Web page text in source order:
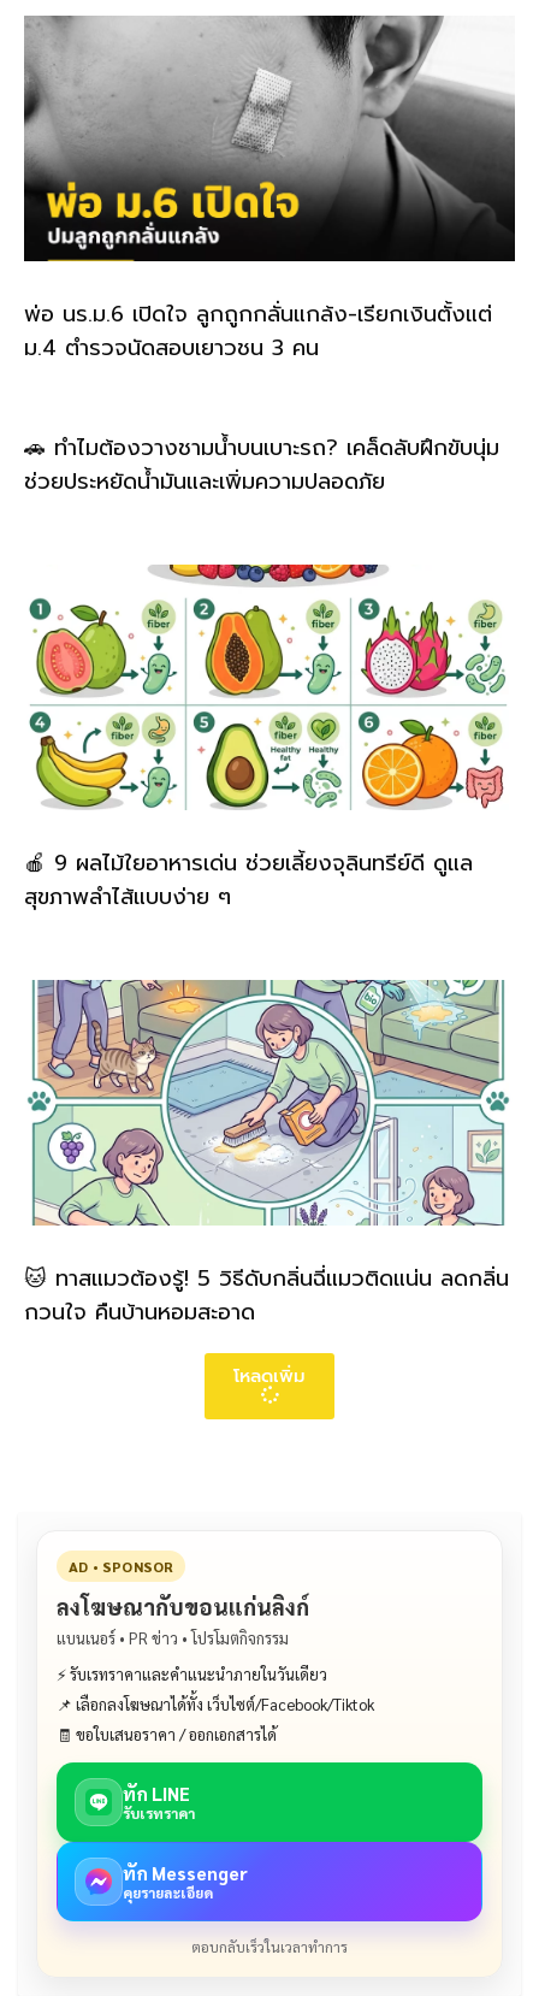
พ่อ นร.ม.6 เปิดใจ ลูกถูกกลั่นแกล้ง-เรียกเงินตั้งแต่
ม.4 ตำรวจนัดสอบเยาวชน 3 คน
🚗 ทำไมต้องวางชามน้ำบนเบาะรถ? เคล็ดลับฝึกขับนุ่ม
ช่วยประหยัดน้ำมันและเพิ่มความปลอดภัย
🍎 9 ผลไม้ใยอาหารเด่น ช่วยเลี้ยงจุลินทรีย์ดี ดูแล
สุขภาพลำไส้แบบง่าย ๆ
🐱 ทาสแมวต้องรู้! 5 วิธีดับกลิ่นฉี่แมวติดแน่น ลดกลิ่น
กวนใจ คืนบ้านหอมสะอาด
โหลดเพิ่ม
AD • SPONSOR
ลงโฆษณากับขอนแก่นลิงก์
แบนเนอร์ • PR ข่าว • โปรโมตกิจกรรม
⚡ รับเรทราคาและคำแนะนำภายในวันเดียว
📌 เลือกลงโฆษณาได้ทั้ง เว็บไซต์/Facebook/Tiktok
🧾 ขอใบเสนอราคา / ออกเอกสารได้
ทัก LINE
รับเรทราคา
ทัก Messenger
คุยรายละเอียด
ตอบกลับเร็วในเวลาทำการ